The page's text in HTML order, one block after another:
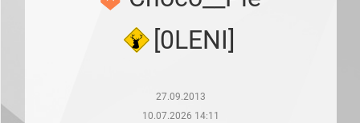
игроков
[0LENI]
27.09.2013
10.07.2026 14:11